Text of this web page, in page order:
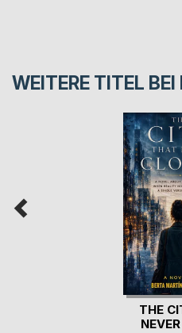
WEITERE TITEL BEI
THE